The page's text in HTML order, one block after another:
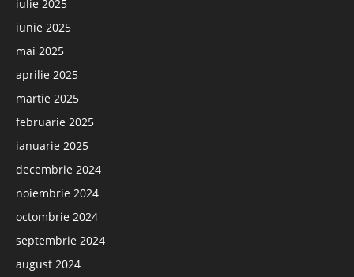
iulie 2025
iunie 2025
mai 2025
aprilie 2025
martie 2025
februarie 2025
ianuarie 2025
decembrie 2024
noiembrie 2024
octombrie 2024
septembrie 2024
august 2024